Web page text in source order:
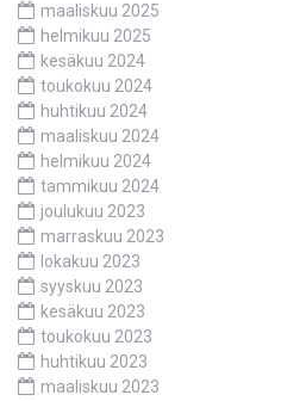
maaliskuu 2025
helmikuu 2025
kesäkuu 2024
toukokuu 2024
huhtikuu 2024
maaliskuu 2024
helmikuu 2024
tammikuu 2024
joulukuu 2023
marraskuu 2023
lokakuu 2023
syyskuu 2023
kesäkuu 2023
toukokuu 2023
huhtikuu 2023
maaliskuu 2023